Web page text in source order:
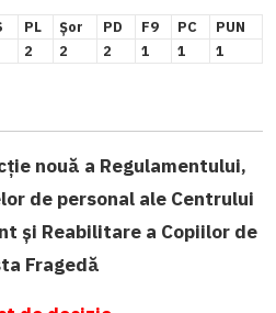
PL Șor PD F9 PC
PUN
2 2 2 1 1 1
nouă a Regulamentului,
de personal ale Centrului
și Reabilitare a Copiilor de
Fragedă